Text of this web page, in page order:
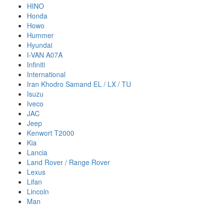
HINO
Honda
Howo
Hummer
Hyundai
I-VAN A07A
Infiniti
International
Iran Khodro Samand EL / LX / TU
Isuzu
Iveco
JAC
Jeep
Kenwort T2000
Kia
Lancia
Land Rover / Range Rover
Lexus
Lifan
Lincoln
Man